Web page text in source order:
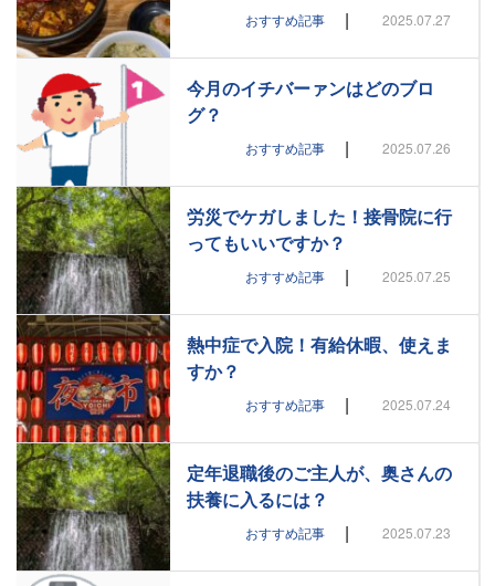
おすすめ記事 | 2025.07.27
今月のイチバーァンはどのブロ
グ？
おすすめ記事 | 2025.07.26
労災でケガしました！接骨院に行
ってもいいですか？
おすすめ記事 | 2025.07.25
熱中症で入院！有給休暇、使えま
すか？
おすすめ記事 | 2025.07.24
定年退職後のご主人が、奥さんの
扶養に入るには？
おすすめ記事 | 2025.07.23